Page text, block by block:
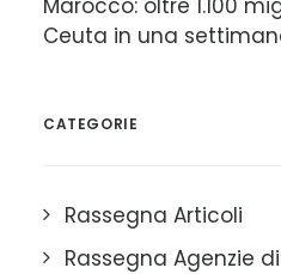
Marocco: oltre 1.100
Ceuta in una
CATEGORIE
Rassegna Articoli
Rassegna Agenzie